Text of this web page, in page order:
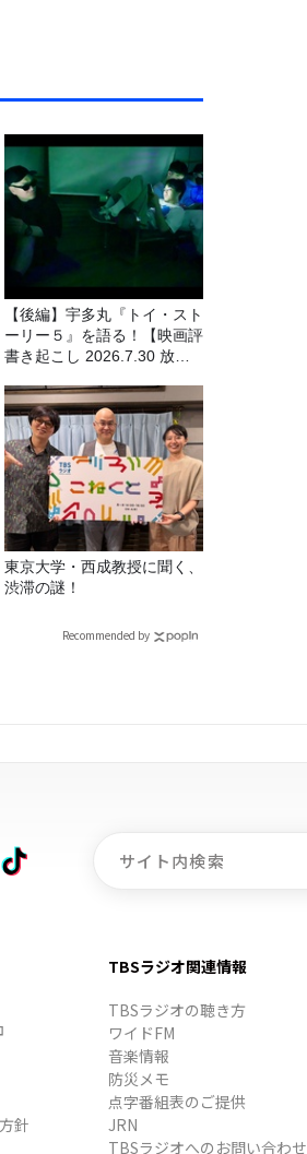
【後編】宇多丸『トイ・スト
ーリー５』を語る！【映画評
書き起こし 2026.7.30 放
東京大学・西成教授に聞く、
渋滞の謎！
Recommended by
針
TBSラジオ関連情報
TBSラジオの聴き方
ワイドFM
音楽情報
防災メモ
点字番組表のご提供
JRN
TBSラジオへのお問い合わせ